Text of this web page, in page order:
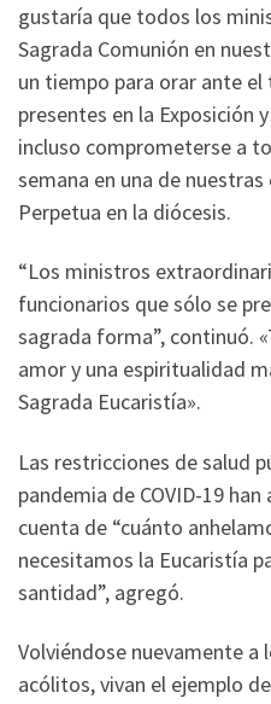
gustaría que todos los
Sagrada Comunión en
un tiempo para orar ante
presentes en la Exposición
incluso comprometerse a
semana en una de
Perpetua en la diócesis.
“Los ministros
funcionarios que sólo se
sagrada forma”, continuó.
amor y una espiritualidad
Sagrada Eucaristía».
Las restricciones de salud
pandemia de COVID-19
cuenta de “cuánto
necesitamos la Eucaristía
santidad”, agregó.
Volviéndose nuevamente a
acólitos, vivan el ejemplo